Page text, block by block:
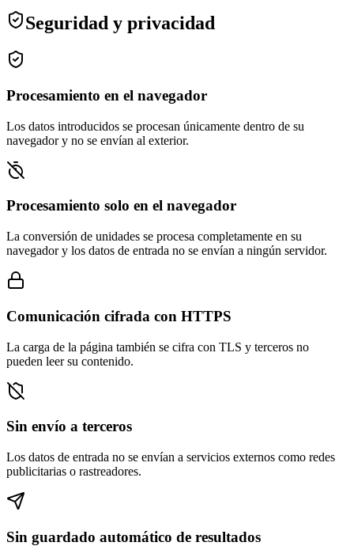
Seguridad y privacidad
Procesamiento en el navegador
Los datos introducidos se procesan únicamente dentro de su
navegador y no se envían al exterior.
Procesamiento solo en el navegador
La conversión de unidades se procesa completamente en su
navegador y los datos de entrada no se envían a ningún servidor.
Comunicación cifrada con HTTPS
La carga de la página también se cifra con TLS y terceros no
pueden leer su contenido.
Sin envío a terceros
Los datos de entrada no se envían a servicios externos como redes
publicitarias o rastreadores.
Sin guardado automático de resultados